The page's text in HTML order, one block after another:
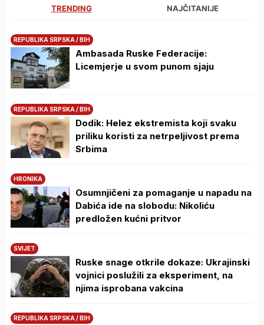
TRENDING NAJČITANIJE
REPUBLIKA SRPSKA / BIH
Ambasada Ruske Federacije:
Licemjerje u svom punom sjaju
REPUBLIKA SRPSKA / BIH
Dodik: Helez ekstremista koji svaku
priliku koristi za netrpeljivost prema
Srbima
HRONIKA
Osumnjičeni za pomaganje u napadu na
Dabića ide na slobodu: Nikoliću
predložen kućni pritvor
SVIJET
Ruske snage otkrile dokaze: Ukrajinski
vojnici poslužili za eksperiment, na
njima isprobana vakcina
REPUBLIKA SRPSKA / BIH